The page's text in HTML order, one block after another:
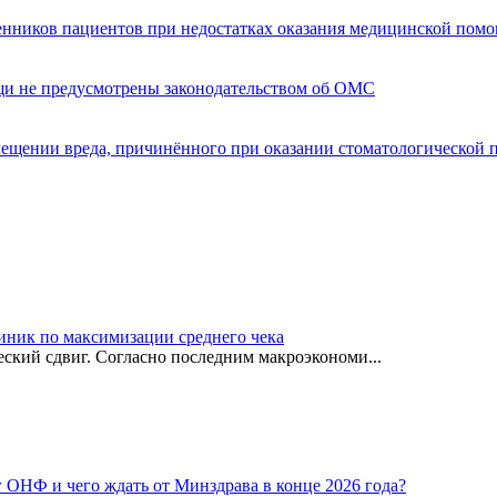
пациентов при недостатках оказания медицинской
не предусмотрены законодательством об ОМС
вреда, причинённого при оказании стоматологической
по максимизации среднего чека
сдвиг. Согласно последним макроэкономи...
ОНФ и чего ждать от Минздрава в конце 2026 года?